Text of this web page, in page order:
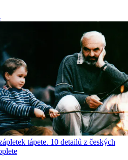
tápete. 10 detailů z českých